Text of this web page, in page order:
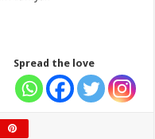
Spread the love